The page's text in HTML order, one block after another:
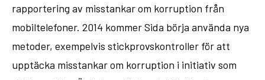
rapportering av misstankar om korruption från
mobiltelefoner. 2014 kommer Sida börja använda nya
metoder, exempelvis stickprovskontroller för att
upptäcka misstankar om korruption i initiativ som